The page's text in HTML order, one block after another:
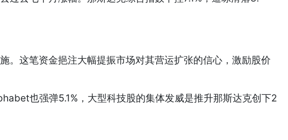
这笔资金挹注大幅提振市场对其营运扩张的信心，激励股价
也强弹5.1%，大型科技股的集体发威是推升那斯达克创下2